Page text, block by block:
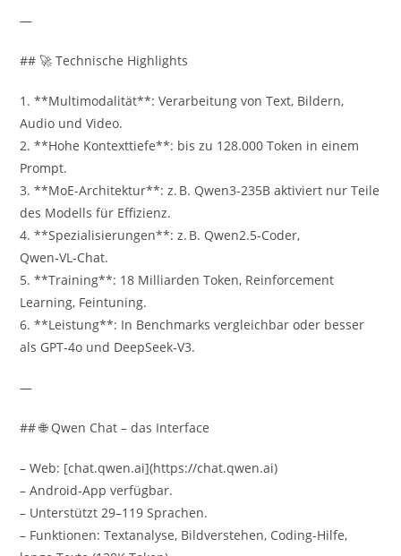
—
## 🚀 Technische Highlights
1. **Multimodalität**: Verarbeitung von Text, Bildern,
Audio und Video.
2. **Hohe Kontexttiefe**: bis zu 128.000 Token in einem
Prompt.
3. **MoE-Architektur**: z. B. Qwen3-235B aktiviert nur Teile
des Modells für Effizienz.
4. **Spezialisierungen**: z. B. Qwen2.5‑Coder,
Qwen‑VL‑Chat.
5. **Training**: 18 Milliarden Token, Reinforcement
Learning, Feintuning.
6. **Leistung**: In Benchmarks vergleichbar oder besser
als GPT‑4o und DeepSeek‑V3.
—
## 🌐 Qwen Chat – das Interface
– Web: [chat.qwen.ai](https://chat.qwen.ai)
– Android‑App verfügbar.
– Unterstützt 29–119 Sprachen.
– Funktionen: Textanalyse, Bildverstehen, Coding-Hilfe,